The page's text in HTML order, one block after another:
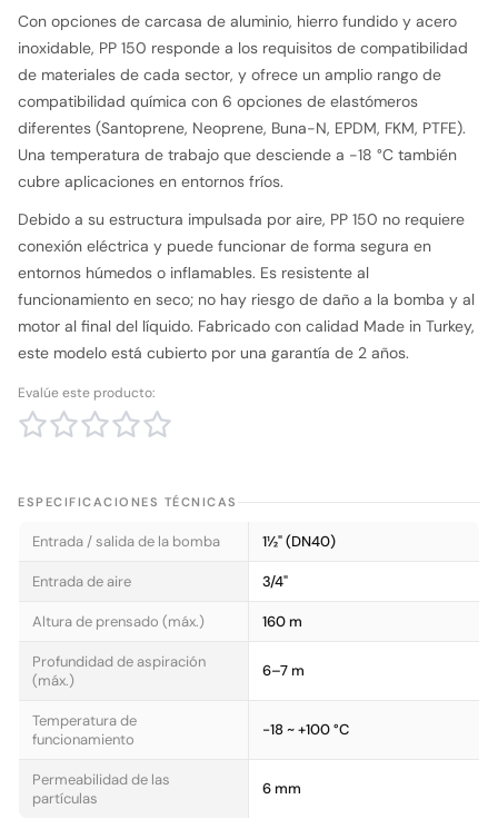
Con opciones de carcasa de aluminio, hierro fundido y acero
inoxidable, PP 150 responde a los requisitos de compatibilidad
de materiales de cada sector, y ofrece un amplio rango de
compatibilidad química con 6 opciones de elastómeros
diferentes (Santoprene, Neoprene, Buna-N, EPDM, FKM, PTFE).
Una temperatura de trabajo que desciende a -18 °C también
cubre aplicaciones en entornos fríos.
Debido a su estructura impulsada por aire, PP 150 no requiere
conexión eléctrica y puede funcionar de forma segura en
entornos húmedos o inflamables. Es resistente al
funcionamiento en seco; no hay riesgo de daño a la bomba y al
motor al final del líquido. Fabricado con calidad Made in Turkey,
este modelo está cubierto por una garantía de 2 años.
Evalúe este producto:
ESPECIFICACIONES TÉCNICAS
Entrada / salida de la bomba 1½" (DN40)
Entrada de aire 3/4"
Altura de prensado (máx.) 160 m
Profundidad de aspiración
(máx.)
6–7 m
Temperatura de
funcionamiento
-18 ~ +100 °C
Permeabilidad de las
partículas
6 mm